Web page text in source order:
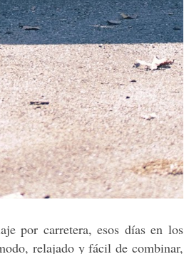
por carretera, esos días en los
relajado y fácil de combinar,